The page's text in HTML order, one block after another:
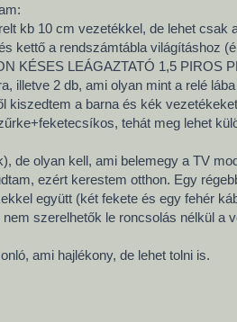
kb 10 cm vezetékkel, de lehet csak
kettő a rendszámtábla világításhoz
KÉSES LEÁGAZTATÓ 1,5 PIROS
illetve 2 db, ami olyan mint a relé
kiszedtem a barna és kék
tehát meg lehet
de olyan kell, ami belemegy a TV
ezért kerestem otthon. Egy
együtt (két fekete és egy fehér
szerelhetők le roncsolás nélkül a
ami hajlékony, de lehet tolni is.